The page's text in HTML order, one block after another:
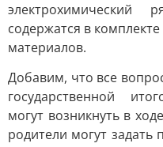
электрохимический
содержатся в
материалов.
Добавим, что все
государственной
могут возникнуть в
родители могут задать